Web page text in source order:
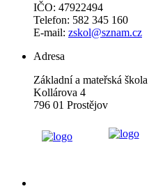
IČO: 47922494
Telefon: 582 345 160
E-mail: zskol@sznam.cz
Adresa
Základní a mateřská škola
Kollárova 4
796 01 Prostějov